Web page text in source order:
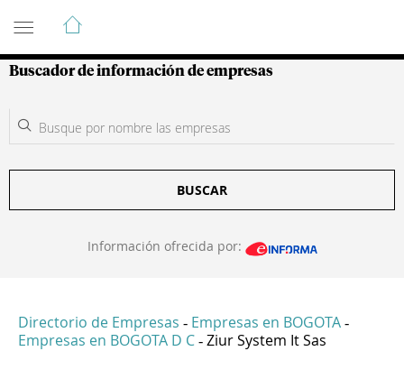
Guía de Empresas Colombianas
Buscador de información de empresas
BUSCAR
Información ofrecida por:
Directorio de Empresas - Empresas en BOGOTA -
Empresas en BOGOTA D C - Ziur System It Sas